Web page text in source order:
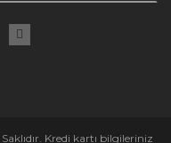
Kredi kartı bilgileriniz